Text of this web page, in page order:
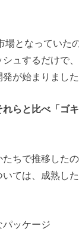
場となっていた
ュするだけで
が始まりました
らと比べ「ゴ
ちで推移した
ては、成熟し
パッケージ